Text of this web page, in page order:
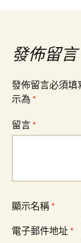
導
覽發佈留言
發佈留言必須填
示為 *
留言 *
顯示名稱 *
電子郵件地址 *